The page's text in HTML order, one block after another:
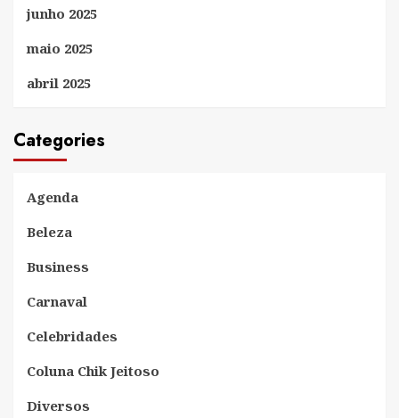
junho 2025
maio 2025
abril 2025
Categories
Agenda
Beleza
Business
Carnaval
Celebridades
Coluna Chik Jeitoso
Diversos